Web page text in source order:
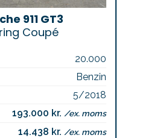
911 GT3
Coupé
20.000
Benzin
5/2018
193.000 kr./ex. moms
14.438 kr./ex. moms